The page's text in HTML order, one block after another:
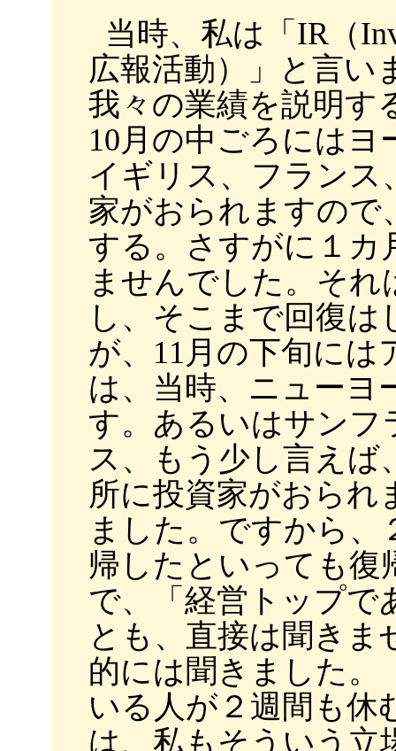
当時、私は「IR（
広報活動）」と言い
我々の業績を説明す
10月の中ごろには
イギリス、フランス
家がおられますので
する。さすがに１カ
ませんでした。そ
し、そこまで回復
が、11月の下旬に
は、当時、ニューヨ
す。あるいはサンフ
ス、もう少し言えば
所に投資家がおられ
ました。ですから
帰したといっても復
で、「経営トップで
とも、直接は聞き
的には聞きました。
いる人が２週間も休
は、私もそういう立